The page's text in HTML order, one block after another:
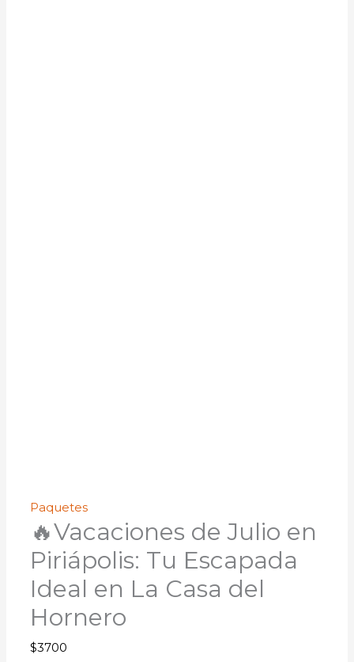
Paquetes
🔥Vacaciones de Julio en
Piriápolis: Tu Escapada
Ideal en La Casa del
Hornero
$3700